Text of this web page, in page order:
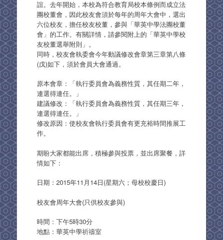
誼。去年開始，本校為符合教育局校本條例而成立法
團校董會，因此校友會須於每年的周年大會中，選出
六位校友，擔任校友校董，參與「華英中學法團校董
會」的工作。有關詳情，請參閱附上的「華英中學校
友校董選舉附則」。
同時，校友會執委會今年動議修改會章第三章第八條
(戊)如下，須於會員大會通過。
原本會章：「執行委員會為義務性質，其任期二年，
連選得連任。」
建議修改：「執行委員會為義務性質，其任期三年，
連選得連任。」
修改原因：使校友會執行委員會有更充裕時間推展工
作。
期盼大家都能出席，積極參與投票，並出席聚餐，詳
情如下：
日期：2015年11月14日(星期六；母校校慶日)
校友會周年大會(只供校友參與)
時間：下午5時30分
地點：華英中學祈禱室